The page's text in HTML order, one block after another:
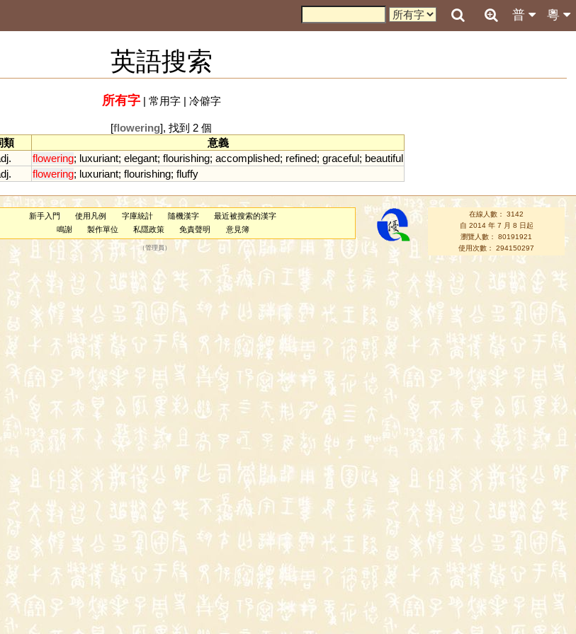
粵
普
英語搜索
所有字| 常用字| 冷僻字
[flowering], 找到 2 個
類
意義
flowering; luxuriant; elegant; flourishing; accomplished; refined; graceful; beautiful
flowering; luxuriant; flourishing; fluffy
新手入門 使用凡例 字庫統計 隨機漢字
最近被搜索的漢字
鳴謝
製作單位 私隱政策 免責聲明 意見簿
（管理員 ）
在線人數： 3142
自 2014 年 7 月 8 日起
瀏覽人數： 80191921
使用次數： 294150297